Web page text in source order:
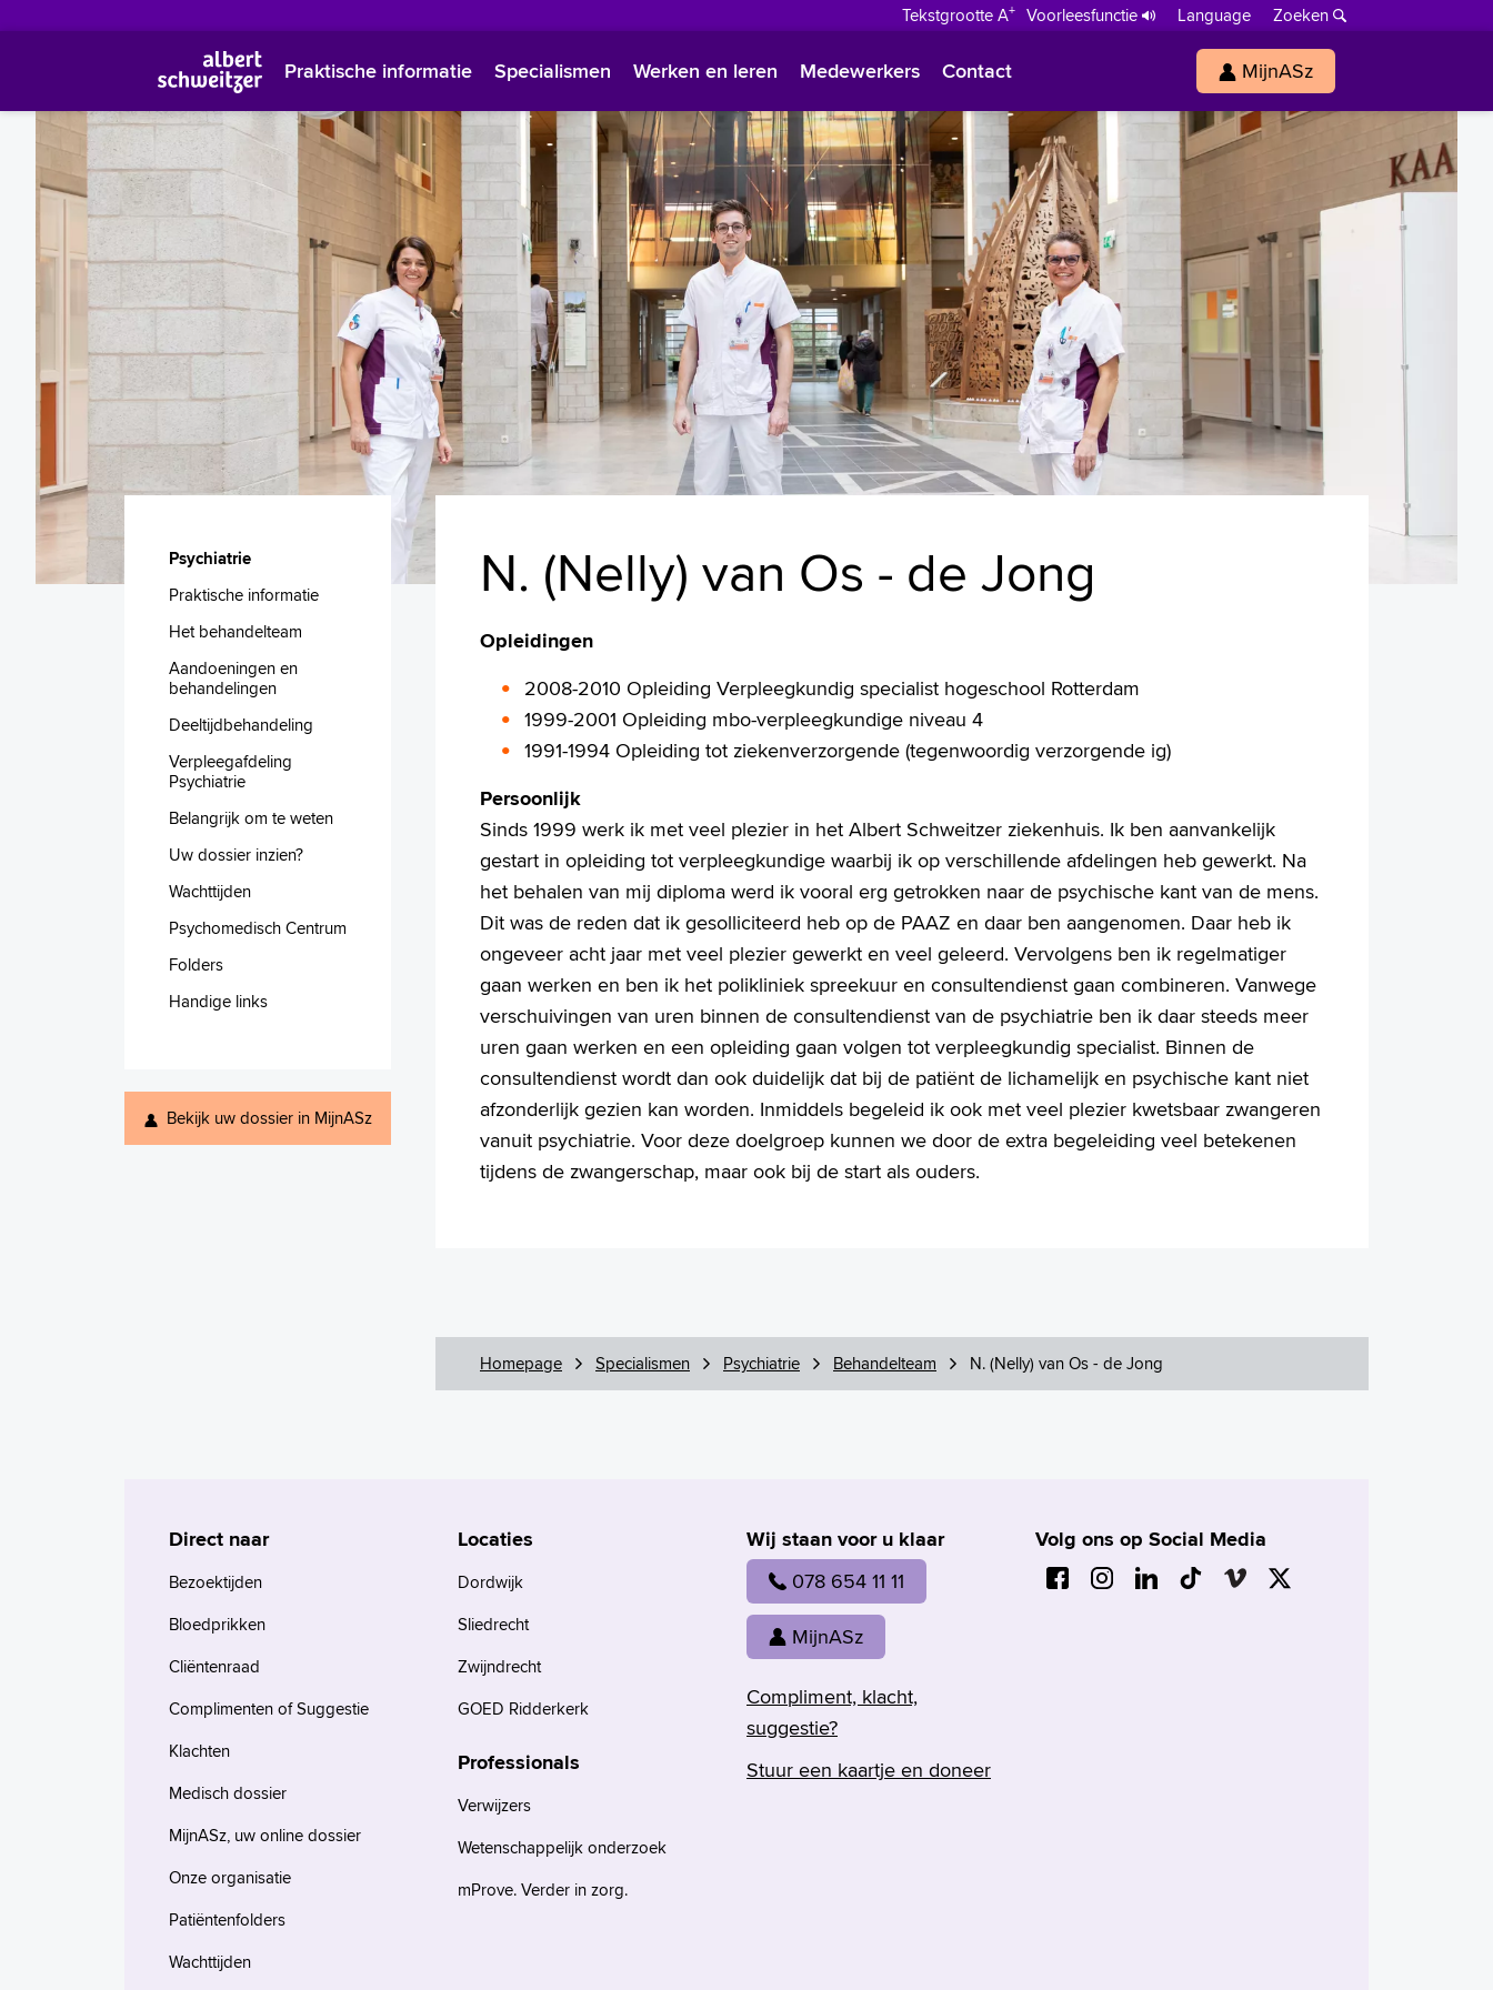
Tekstgrootte A+ Voorleesfunctie Language
Zoeken
Polski
Türkçe
Arabisch
Praktische informatie Specialismen Werken en leren Medewerkers Contact MijnASz
Psychiatrie
Praktische informatie
Het behandelteam
Aandoeningen en
behandelingen
Deeltijdbehandeling
Verpleegafdeling
Psychiatrie
Belangrijk om te weten
Uw dossier inzien?
Wachttijden
Psychomedisch Centrum
Folders
Handige links
Bekijk uw dossier in MijnASz
N. (Nelly) van Os - de Jong
Opleidingen
2008-2010 Opleiding Verpleegkundig specialist hogeschool Rotterdam
1999-2001 Opleiding mbo-verpleegkundige niveau 4
1991-1994 Opleiding tot ziekenverzorgende (tegenwoordig verzorgende ig)
Persoonlijk
Sinds 1999 werk ik met veel plezier in het Albert Schweitzer ziekenhuis. Ik ben aanvankelijk
gestart in opleiding tot verpleegkundige waarbij ik op verschillende afdelingen heb gewerkt. Na
het behalen van mij diploma werd ik vooral erg getrokken naar de psychische kant van de mens.
Dit was de reden dat ik gesolliciteerd heb op de PAAZ en daar ben aangenomen. Daar heb ik
ongeveer acht jaar met veel plezier gewerkt en veel geleerd. Vervolgens ben ik regelmatiger
gaan werken en ben ik het polikliniek spreekuur en consultendienst gaan combineren. Vanwege
verschuivingen van uren binnen de consultendienst van de psychiatrie ben ik daar steeds meer
uren gaan werken en een opleiding gaan volgen tot verpleegkundig specialist. Binnen de
consultendienst wordt dan ook duidelijk dat bij de patiënt de lichamelijk en psychische kant niet
afzonderlijk gezien kan worden. Inmiddels begeleid ik ook met veel plezier kwetsbaar zwangeren
vanuit psychiatrie. Voor deze doelgroep kunnen we door de extra begeleiding veel betekenen
tijdens de zwangerschap, maar ook bij de start als ouders.
Homepage Specialismen Psychiatrie Behandelteam N. (Nelly) van Os - de Jong
Wij staan voor u klaar
078 654 11 11
MijnASz
Compliment, klacht,
suggestie?
Stuur een kaartje en doneer
Volg ons op Social Media
Direct naar
Bezoektijden
Bloedprikken
Cliëntenraad
Complimenten of Suggestie
Klachten
Medisch dossier
MijnASz, uw online dossier
Onze organisatie
Patiëntenfolders
Wachttijden
Locaties
Dordwijk
Sliedrecht
Zwijndrecht
GOED Ridderkerk
Professionals
Verwijzers
Wetenschappelijk onderzoek
mProve. Verder in zorg.